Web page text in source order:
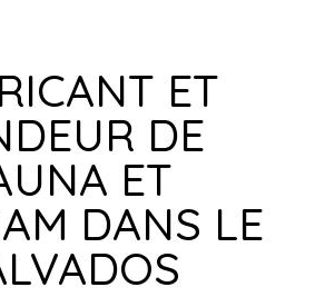
ET
DE
ET
DANS LE